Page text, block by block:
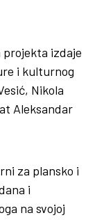
projekta izdaje
i kulturnog
Nikola
Aleksandar
za plansko i
i
na svojoj